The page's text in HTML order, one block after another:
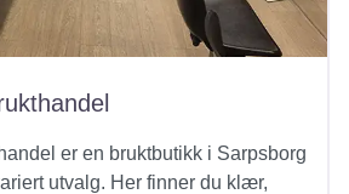
er en bruktbutikk i Sarpsborg
utvalg. Her finner du klær,